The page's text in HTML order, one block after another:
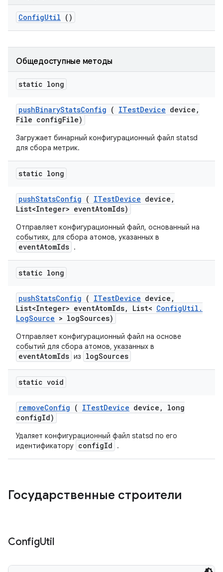
ConfigUtil ()
Общедоступные методы
static long
pushBinaryStatsConfig ( ITestDevice device ,
File configFile)
Загружает бинарный конфигурационный файл statsd
для сбора метрик.
static long
pushStatsConfig ( ITestDevice device ,
List<Integer> eventAtomIds)
Отправляет конфигурационный файл, основанный на
событиях, для сбора атомов, указанных в
eventAtomIds .
static long
pushStatsConfig ( ITestDevice device ,
List<Integer> eventAtomIds, List< ConfigUtil .
LogSource > logSources)
Отправляет конфигурационный файл на основе
событий для сбора атомов, указанных в
eventAtomIds из logSources
static void
removeConfig ( ITestDevice device ,
long
configId)
Удаляет конфигурационный файл statsd по его
идентификатору configId .
Государственные строители
ConfigUtil